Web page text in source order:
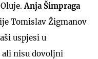
Anja Šimpraga
Tomislav Žigmanov
uspjesi u
nisu dovoljni